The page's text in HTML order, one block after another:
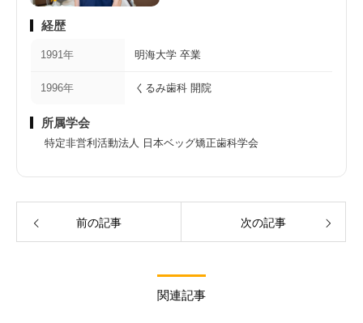
経歴
1991年 明海大学 卒業
1996年 くるみ歯科 開院
所属学会
特定非営利活動法人 日本ベッグ矯正歯科学会
前の記事 次の記事
関連記事